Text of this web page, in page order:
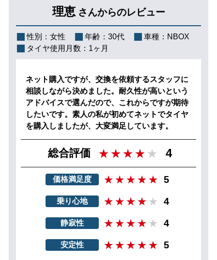
理恵 さんからのレビュー
性別： 女性 年齢： 30代 車種： NBOX
タイヤ使用月数： 1ヶ月
ネット購入ですが、交換を依頼するスタッフに
相談しながら決めました。耐久性が高いという
アドバイスで選んだので、これからですが期待
したいです。素人の私が初めてネットでタイヤ
を購入しましたが、大変満足しています。
総合評価 4
価格満足度 5
乗り心地 4
静寂性 4
安定性 5